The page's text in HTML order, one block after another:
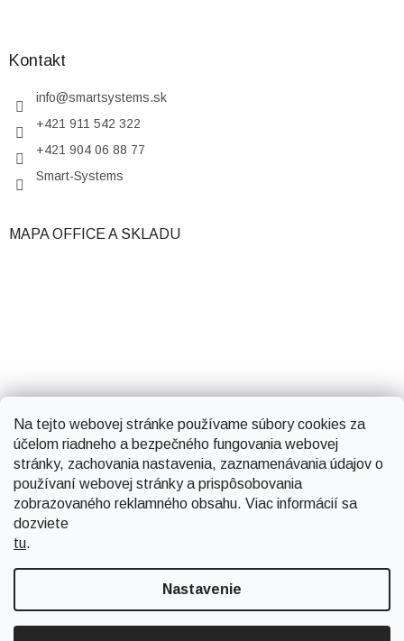
Na tejto webovej stránke používame súbory cookies za
účelom riadneho a bezpečného fungovania webovej
stránky, zachovania nastavenia, zaznamenávania údajov o
používaní webovej stránky a prispôsobovania
zobrazovaného reklamného obsahu. Viac informácií sa
dozviete
tu.
Nastavenie
Kontakt
info@smartsystems.sk
+421 911 542 322
+421 904 06 88 77
Smart-Systems
MAPA OFFICE A SKLADU